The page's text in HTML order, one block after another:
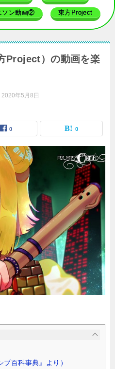
ソン動画② 東方Project
Project）の動画を楽
2020年5月8日
0 0
百科事典』より）